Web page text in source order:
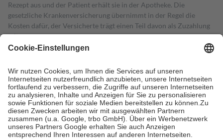
Rezept aus und der Patient erhält sie in der Apotheke. Die
gesetzliche Krankenversicherung übernimmt in der Regel die
Kosten dafür, der Versicherte trägt einen Teil davon als Zuzahlung
mit.
Grundsätzlich leisten Mitglieder Zuzahlungen in Höhe von zehn
höchstens zehn Euro.
Es sind jedoch nie mehr als die tatsächlichen
Kosten der Leistung zu entrichten.
Diese Regeln gelten grundsätzlich auch für Online-Apotheken.
Bei Heilmitteln und häuslicher Krankenpflege beträgt die
Zuzahlung zehn Prozent der Kosten sowie zehn Euro je
Verordnung.
Um das Engagement der Versicherten für ihre eigene Gesundheit zu